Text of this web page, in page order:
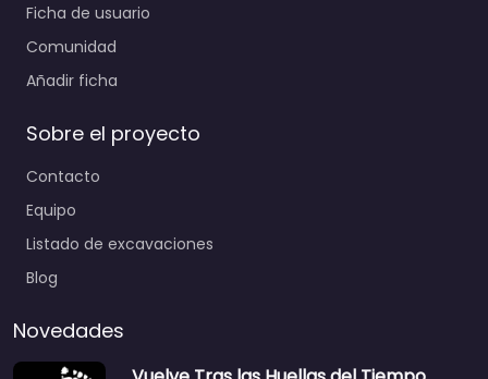
Ficha de usuario
Comunidad
Añadir ficha
Sobre el proyecto
Contacto
Equipo
Listado de excavaciones
Blog
Novedades